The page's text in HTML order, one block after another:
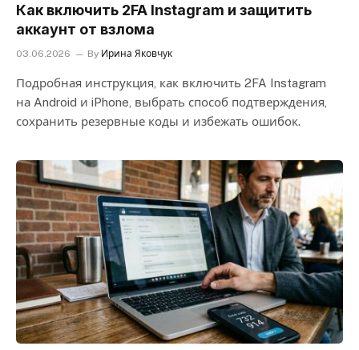
Как включить 2FA Instagram и защитить
аккаунт от взлома
03.06.2026 By Ирина Яковчук
Подробная инструкция, как включить 2FA Instagram
на Android и iPhone, выбрать способ подтверждения,
сохранить резервные коды и избежать ошибок.